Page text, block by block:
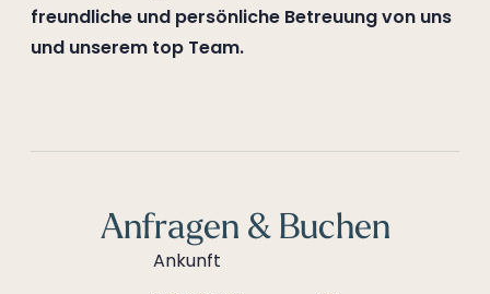
freundliche und persönliche Betreuung von uns
und unserem top Team.
Anfragen & Buchen
Ankunft